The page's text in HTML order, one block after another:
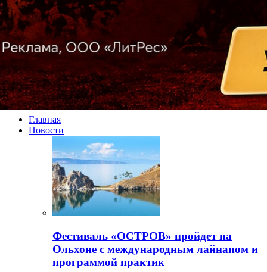
Главная
Новости
Фестиваль «ОСТРОВ» пройдет на
Ольхоне с международным лайнапом и
программой практик